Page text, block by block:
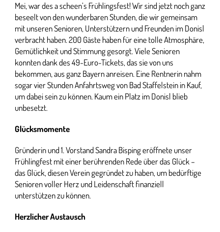
Mei, war des a scheen’s Frühlingsfest! Wir sind jetzt noch ganz
beseelt von den wunderbaren Stunden, die wir gemeinsam
mit unseren Senioren, Unterstützern und Freunden im Donisl
verbracht haben. 200 Gäste haben für eine tolle Atmosphäre,
Gemütlichkeit und Stimmung gesorgt. Viele Senioren
konnten dank des 49-Euro-Tickets, das sie von uns
bekommen, aus ganz Bayern anreisen. Eine Rentnerin nahm
sogar vier Stunden Anfahrtsweg von Bad Staffelstein in Kauf,
um dabei sein zu können. Kaum ein Platz im Donisl blieb
unbesetzt.
Glücksmomente
Gründerin und 1. Vorstand Sandra Bisping eröffnete unser
Frühlingfest mit einer berührenden Rede über das Glück –
das Glück, diesen Verein gegründet zu haben, um bedürftige
Senioren voller Herz und Leidenschaft finanziell
unterstützen zu können.
Herzlicher Austausch